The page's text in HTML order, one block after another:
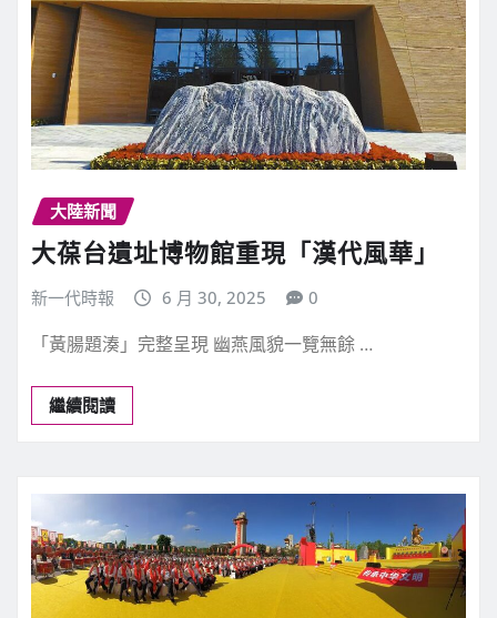
大陸新聞
大葆台遺址博物館重現「漢代風華」
新一代時報 6 月 30, 2025 0
「黃腸題湊」完整呈現 幽燕風貌一覽無餘 …
繼續閱讀